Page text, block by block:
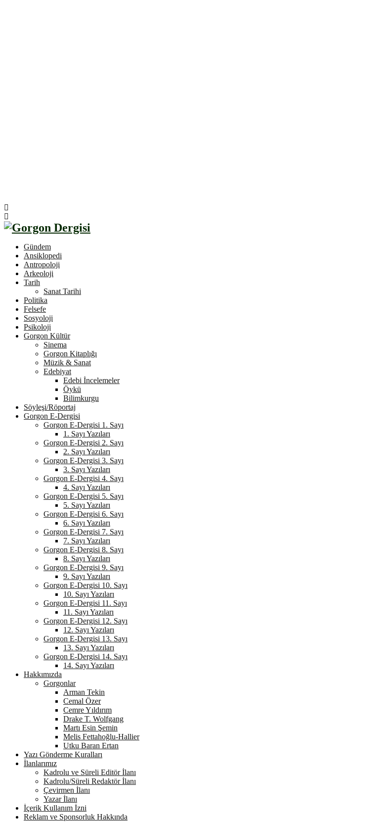
Gündem
Ansiklopedi
Antropoloji
Arkeoloji
Tarih
Sanat Tarihi
Politika
Felsefe
Sosyoloji
Psikoloji
Gorgon Kültür
Sinema
Gorgon Kitaplığı
Müzik & Sanat
Edebiyat
Edebi İncelemeler
Öykü
Bilimkurgu
Söyleşi/Röportaj
Gorgon E-Dergisi
Gorgon E-Dergisi 1. Sayı
1. Sayı Yazıları
Gorgon E-Dergisi 2. Sayı
2. Sayı Yazıları
Gorgon E-Dergisi 3. Sayı
3. Sayı Yazıları
Gorgon E-Dergisi 4. Sayı
4. Sayı Yazıları
Gorgon E-Dergisi 5. Sayı
5. Sayı Yazıları
Gorgon E-Dergisi 6. Sayı
6. Sayı Yazıları
Gorgon E-Dergisi 7. Sayı
7. Sayı Yazıları
Gorgon E-Dergisi 8. Sayı
8. Sayı Yazıları
Gorgon E-Dergisi 9. Sayı
9. Sayı Yazıları
Gorgon E-Dergisi 10. Sayı
10. Sayı Yazıları
Gorgon E-Dergisi 11. Sayı
11. Sayı Yazıları
Gorgon E-Dergisi 12. Sayı
12. Sayı Yazıları
Gorgon E-Dergisi 13. Sayı
13. Sayı Yazıları
Gorgon E-Dergisi 14. Sayı
14. Sayı Yazıları
Hakkımızda
Gorgonlar
Arman Tekin
Cemal Özer
Cemre Yıldırım
Drake T. Wolfgang
Martı Esin Şemin
Melis Fettahoğlu-Hallier
Utku Baran Ertan
Yazı Gönderme Kuralları
İlanlarımız
Kadrolu ve Süreli Editör İlanı
Kadrolu/Süreli Redaktör İlanı
Çevirmen İlanı
Yazar İlanı
İçerik Kullanım İzni
Reklam ve Sponsorluk Hakkında